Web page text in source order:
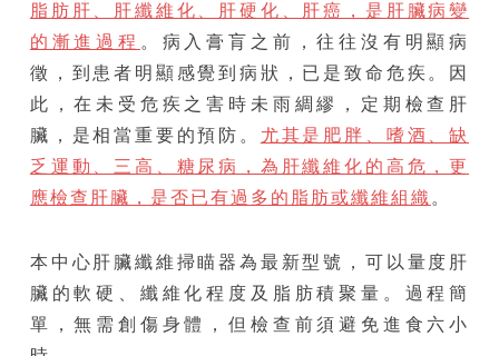
脂肪肝、肝纖維化、肝硬化、肝癌，是肝臟病變
的漸進過程 。病入膏肓之前，往往沒有明顯病
徵，到患者明顯感覺到病狀，已是致命危疾。因
此，在未受危疾之害時未雨綢繆，定期檢查肝
臟，是相當重要的預防。 尤其是肥胖、嗜酒、缺
乏運動、三高、糖尿病，為肝纖維化的高危，更
應檢查肝臟，是否已有過多的脂肪或纖維組織 。
本中心肝臟纖維掃瞄器為最新型號， 可以量度肝
臟的軟硬、纖維化程度 及脂肪積聚量。過程簡
單，無需創傷身體，但檢查前須避免進食六小